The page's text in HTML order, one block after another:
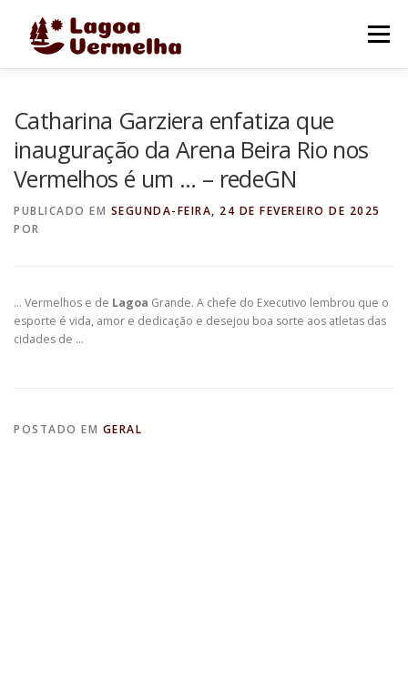
Menu
FALE CONOSCO
Catharina Garziera enfatiza que
inauguração da Arena Beira Rio nos
Vermelhos é um … – redeGN
PUBLICADO EM SEGUNDA-FEIRA, 24 DE FEVEREIRO DE 2025
POR
… Vermelhos e de Lagoa Grande. A chefe do Executivo lembrou que o
esporte é vida, amor e dedicação e desejou boa sorte aos atletas das
cidades de …
POSTADO EM GERAL